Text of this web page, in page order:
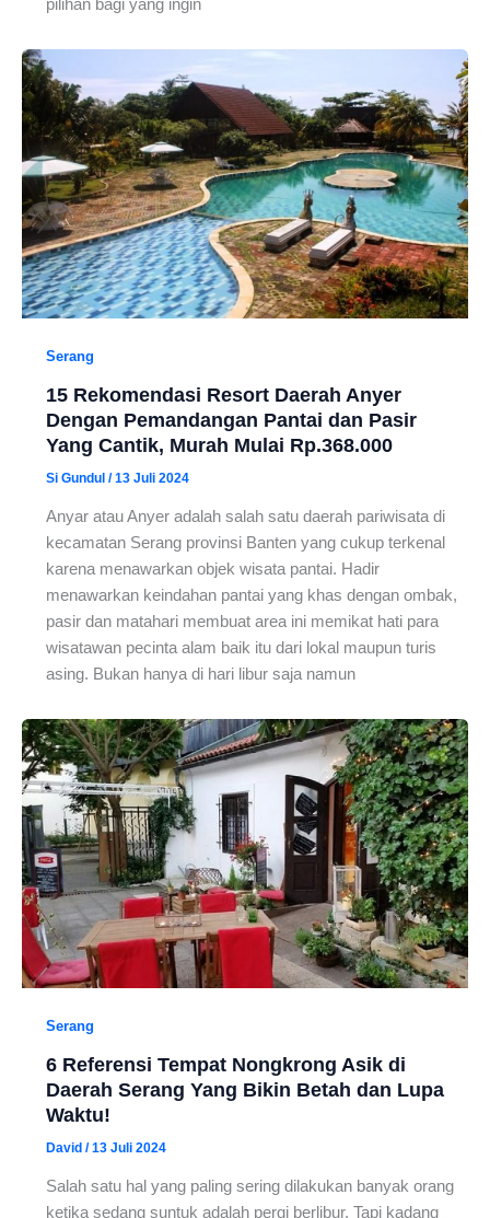
pilihan bagi yang ingin
Serang
15 Rekomendasi Resort Daerah Anyer
Dengan Pemandangan Pantai dan Pasir
Yang Cantik, Murah Mulai Rp.368.000
Si Gundul /13 Juli 2024
Anyar atau Anyer adalah salah satu daerah pariwisata di
kecamatan Serang provinsi Banten yang cukup terkenal
karena menawarkan objek wisata pantai. Hadir
menawarkan keindahan pantai yang khas dengan ombak,
pasir dan matahari membuat area ini memikat hati para
wisatawan pecinta alam baik itu dari lokal maupun turis
asing. Bukan hanya di hari libur saja namun
Serang
6 Referensi Tempat Nongkrong Asik di
Daerah Serang Yang Bikin Betah dan Lupa
Waktu!
David /13 Juli 2024
Salah satu hal yang paling sering dilakukan banyak orang
ketika sedang suntuk adalah pergi berlibur. Tapi kadang